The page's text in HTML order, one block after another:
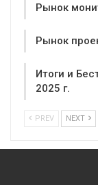
Рынок
Рынок
Итоги и
2025 г.
PREV NEXT